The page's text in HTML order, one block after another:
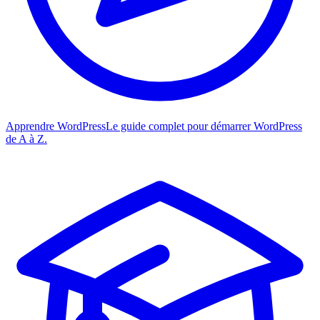
Apprendre WordPressLe guide complet pour démarrer WordPress
de A à Z.